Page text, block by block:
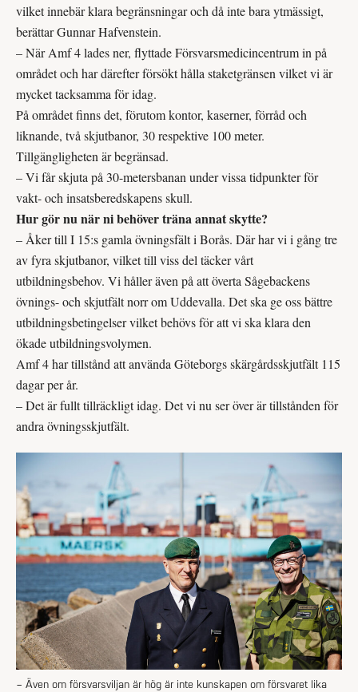
vilket innebär klara begränsningar och då inte bara ytmässigt,
berättar Gunnar Hafvenstein.
– När Amf 4 lades ner, flyttade Försvarsmedicincentrum in på
området och har därefter försökt hålla staketgränsen vilket vi är
mycket tacksamma för idag.
På området finns det, förutom kontor, kaserner, förråd och
liknande, två skjutbanor, 30 respektive 100 meter.
Tillgängligheten är begränsad.
– Vi får skjuta på 30-metersbanan under vissa tidpunkter för
vakt- och insatsberedskapens skull.
Hur gör nu när ni behöver träna annat skytte?
– Åker till I 15:s gamla övningsfält i Borås. Där har vi i gång tre
av fyra skjut­banor, vilket till viss del täcker vårt
utbildningsbehov. Vi håller även på att överta Sågebackens
övnings- och skjutfält norr om Uddevalla. Det ska ge oss bättre
utbildningsbetingelser vilket behövs för att vi ska klara den
ökade utbildningsvolymen.
Amf 4 har tillstånd att använda Göteborgs skärgårdsskjutfält 115
dagar per år.
– Det är fullt tillräckligt idag. Det vi nu ser över är tillstånden för
andra övningsskjutfält.
– Även om försvarsviljan är hög är inte kunskapen om försvaret lika